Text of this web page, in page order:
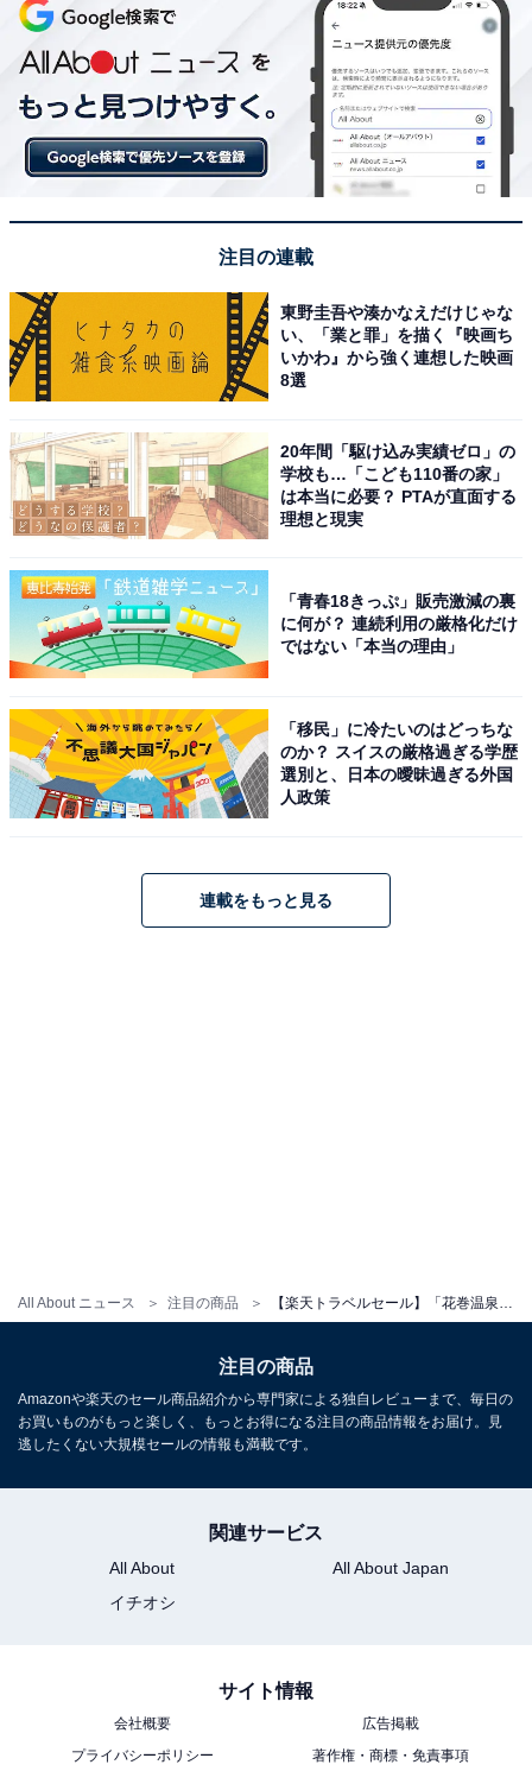
All About ニュース 注目の商品
楽天トラベルでクーポン祭を見る
じめご了承ください。また、記事中の宿泊プランを予約
すると、売上の一部がオールアバウトに還元されること
があります。
この記事の執筆者：
いもの部
Amazonのセール商品から売れ筋ランキングまで、毎日のお買いも
のがもっと楽しく、もっとお得になる情報をお届け。編集部員によ
る独自レビューなど、ここでしか手に入らない情報も満載です。
こちらもおすすめ
【楽天トラベル×スーパーDEAL】「南紀白浜マ
注目の連載
東野圭吾や湊かなえだけじゃな
い、「業と罪」を描く『映画ち
いかわ』から強く連想した映画
8選
20年間「駆け込み実績ゼロ」の
学校も…「こども110番の家」
は本当に必要？ PTAが直面する
理想と現実
「青春18きっぷ」販売激減の裏
に何が？ 連続利用の厳格化だけ
ではない「本当の理由」
「移民」に冷たいのはどっちな
のか？ スイスの厳格過ぎる学歴
選別と、日本の曖昧過ぎる外国
人政策
連載をもっと見る
注目の商品
Amazonや楽天のセール商品紹介から専門家による独自レビューまで、毎日の
お買いものがもっと楽しく、もっとお得になる注目の商品情報をお届け。見
逃したくない大規模セールの情報も満載です。
関連サービス
All About
All About Japan
イチオシ
サイト情報
会社概要
広告掲載
プライバシーポリシー
著作権・商標・免責事項